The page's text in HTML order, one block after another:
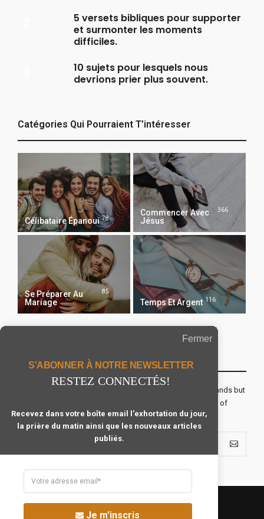
5 versets bibliques pour supporter
et surmonter les moments
difficiles.
10 sujets pour lesquels nous
devrions prier plus souvent.
Catégories Qui Pourraient T’intéresser
Célibataire Épanoui 78
Commencer Avec
Jésus
366
Se Préparer Au
Mariage
85
Temps Et Argent 116
The real voyage of discovery consists not in seeking new lands but
seeing with new eyes. All journeys have secret destinations of
which the traveler is unaware.
Fermer
S'ABONNER À NOTRE NEWSLETTER
RESTEZ CONNECTÉS!
Recevez dans votre boîte email l'exhortation du jour,
la prière du matin ainsi que les nouveaux articles
publiés.
Je m'inscris